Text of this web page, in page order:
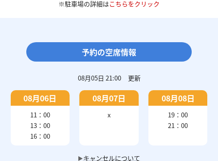
※駐車場の詳細はこちらをクリック
予約の空席情報
08月05日 21:00 更新
08月06日
11：00
13：00
16：00
08月07日
x
08月08日
19：00
21：00
キャンセルについて